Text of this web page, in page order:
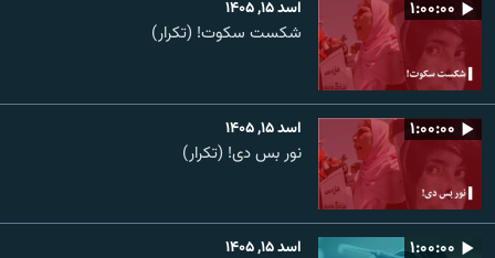
۱:۰۰:۰۰ اسد ۱۵, ۱۴۰۵
شکست سکوت! (تکرار)
۱:۰۰:۰۰ اسد ۱۵, ۱۴۰۵
نور بس دی! (تکرار)
۱:۰۰:۰۰ اسد ۱۵, ۱۴۰۵